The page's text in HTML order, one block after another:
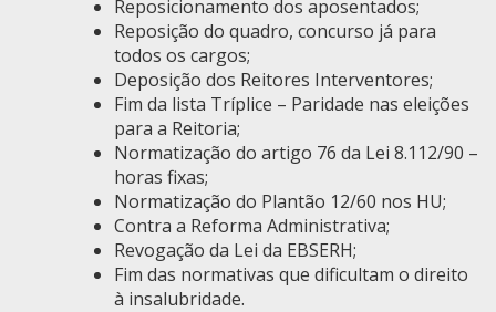
Reposicionamento dos aposentados;
Reposição do quadro, concurso já para
todos os cargos;
Deposição dos Reitores Interventores;
Fim da lista Tríplice – Paridade nas eleições
para a Reitoria;
Normatização do artigo 76 da Lei 8.112/90 –
horas fixas;
Normatização do Plantão 12/60 nos HU;
Contra a Reforma Administrativa;
Revogação da Lei da EBSERH;
Fim das normativas que dificultam o direito
à insalubridade.